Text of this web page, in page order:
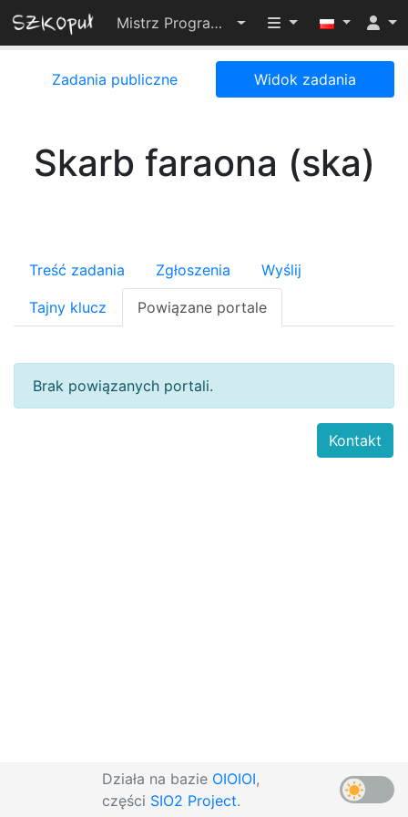
Mistrz Programowania 2024 Przełącz
Zadania publiczne Widok zadania
Skarb faraona (ska)
Treść zadania Zgłoszenia Wyślij
Tajny klucz Powiązane portale
Brak powiązanych portali.
Działa na bazie OIOIOI,
części SIO2 Project.
Kontakt